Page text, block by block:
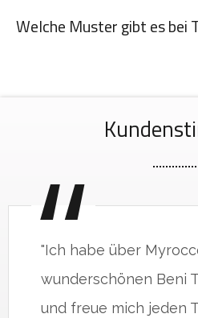
Welche Muster gibt es bei
"Ich habe über
wunderschönen Beni
und freue mich jeden